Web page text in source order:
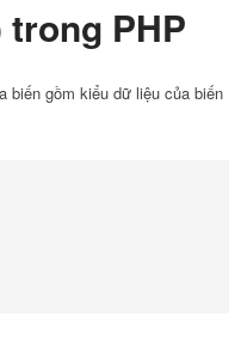
PHP
biến gồm kiểu dữ liệu của biến